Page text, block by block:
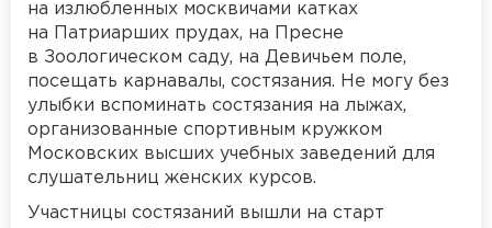
на излюбленных москвичами катках
на Патриарших прудах, на Пресне
в Зоологическом саду, на Девичьем поле,
посещать карнавалы, состязания. Не могу без
улыбки вспоминать состязания на лыжах,
организованные спортивным кружком
Московских высших учебных заведений для
слушательниц женских курсов.
Участницы состязаний вышли на старт